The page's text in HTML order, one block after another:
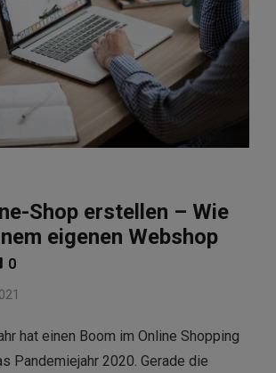
Shop erstellen – Wie
eigenen Webshop
0
hat einen Boom im Online Shopping
Pandemiejahr 2020. Gerade die